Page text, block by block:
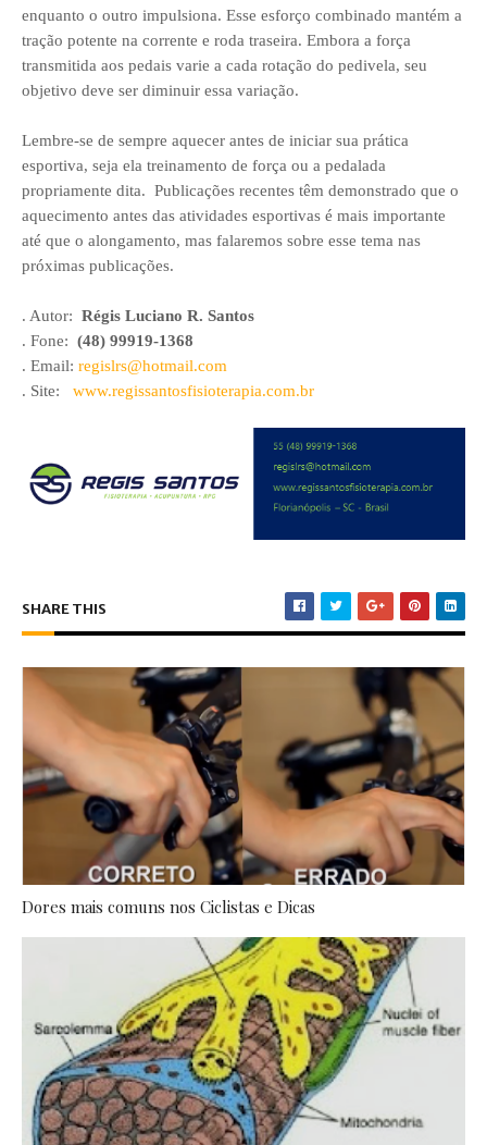
enquanto o outro impulsiona. Esse esforço combinado mantém a
tração potente na corrente e roda traseira. Embora a força
transmitida aos pedais varie a cada rotação do pedivela, seu
objetivo deve ser diminuir essa variação.
Lembre-se de sempre aquecer antes de iniciar sua prática
esportiva, seja ela treinamento de força ou a pedalada
propriamente dita. Publicações recentes têm demonstrado que o
aquecimento antes das atividades esportivas é mais importante
até que o alongamento, mas falaremos sobre esse tema nas
próximas publicações.
. Autor: Régis Luciano R. Santos
. Fone: (48) 99919-1368
. Email: regislrs@hotmail.com
. Site: www.regissantosfisioterapia.com.br
SHARE THIS
Dores mais comuns nos Ciclistas e Dicas